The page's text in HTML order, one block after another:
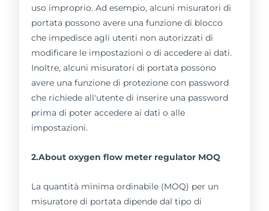
uso improprio. Ad esempio, alcuni misuratori di
portata possono avere una funzione di blocco
che impedisce agli utenti non autorizzati di
modificare le impostazioni o di accedere ai dati.
Inoltre, alcuni misuratori di portata possono
avere una funzione di protezione con password
che richiede all'utente di inserire una password
prima di poter accedere ai dati o alle
impostazioni.
2.About oxygen flow meter regulator MOQ
La quantità minima ordinabile (MOQ) per un
misuratore di portata dipende dal tipo di